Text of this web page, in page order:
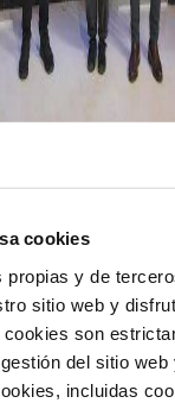
cookies
propias y de
sitio web y
son
del sitio web
incluidas
ostean, BBK
apurtzaile eta
Ohiko
bi
OFF FESTIVALen